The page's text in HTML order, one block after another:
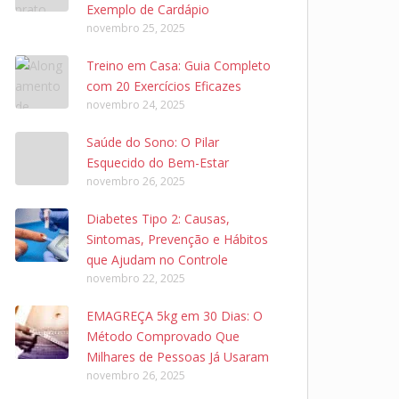
Exemplo de Cardápio
novembro 25, 2025
Treino em Casa: Guia Completo
com 20 Exercícios Eficazes
novembro 24, 2025
Saúde do Sono: O Pilar
Esquecido do Bem-Estar
novembro 26, 2025
Diabetes Tipo 2: Causas,
Sintomas, Prevenção e Hábitos
que Ajudam no Controle
novembro 22, 2025
EMAGREÇA 5kg em 30 Dias: O
Método Comprovado Que
Milhares de Pessoas Já Usaram
novembro 26, 2025